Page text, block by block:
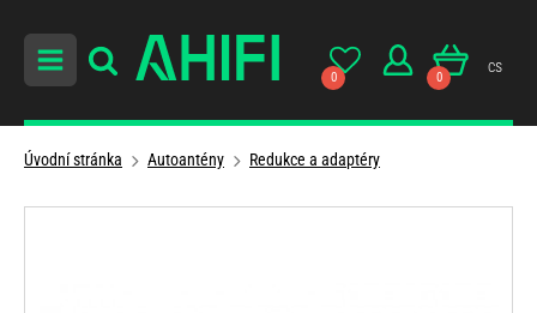
0 0
cs
Úvodní stránka Autoantény Redukce a adaptéry